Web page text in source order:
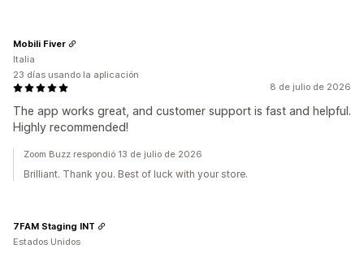
8 de julio de 2026
The app works great, and customer support is fast and helpful.
Highly recommended!
Mobili Fiver
Italia
23 días usando la aplicación
Zoom Buzz respondió 13 de julio de 2026
Brilliant. Thank you. Best of luck with your store.
7FAM Staging INT
Estados Unidos